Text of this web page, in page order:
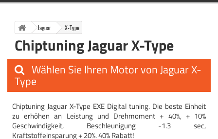
Jaguar X-Type
Chiptuning Jaguar X-Type
Wählen Sie Ihren Motor von Jaguar X-
Type
Chiptuning Jaguar X-Type EXE Digital tuning. Die beste Einheit
zu erhöhen an Leistung und Drehmoment + 40%, + 10%
Geschwindigkeit, Beschleunigung -1.3 sec,
Kraftstoffeinsparung + 20%. 40% Rabatt!